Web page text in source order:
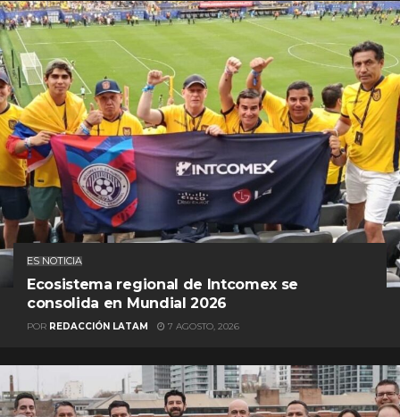
ES NOTICIA
Ecosistema regional de Intcomex se
consolida en Mundial 2026
POR REDACCIÓN LATAM 7 AGOSTO, 2026